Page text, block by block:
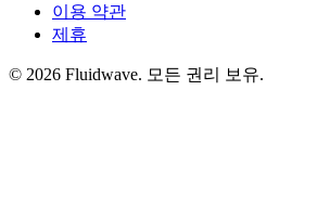
이용 약관
제휴
© 2026 Fluidwave. 모든 권리 보유.